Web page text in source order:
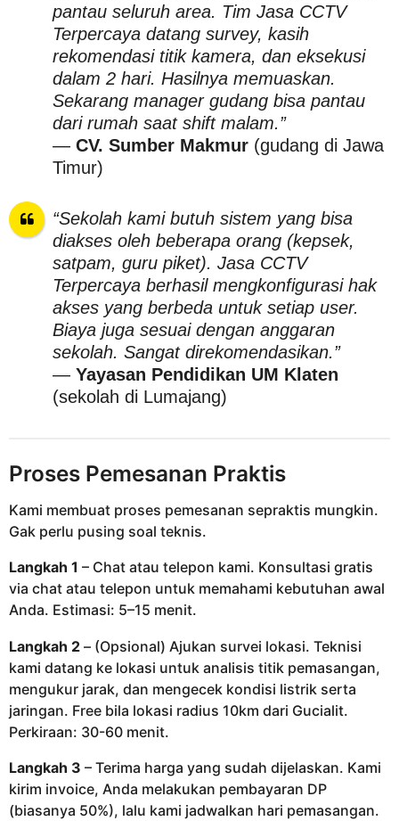
pantau seluruh area. Tim Jasa CCTV
Terpercaya datang survey, kasih
rekomendasi titik kamera, dan eksekusi
dalam 2 hari. Hasilnya memuaskan.
Sekarang manager gudang bisa pantau
dari rumah saat shift malam.”
— CV. Sumber Makmur(gudang di Jawa
Timur)
“Sekolah kami butuh sistem yang bisa
diakses oleh beberapa orang (kepsek,
satpam, guru piket). Jasa CCTV
Terpercaya berhasil mengkonfigurasi hak
akses yang berbeda untuk setiap user.
Biaya juga sesuai dengan anggaran
sekolah. Sangat direkomendasikan.”
— Yayasan Pendidikan UM Klaten
(sekolah di Lumajang)
Proses Pemesanan Praktis
Kami membuat proses pemesanan sepraktis mungkin.
Gak perlu pusing soal teknis.
Langkah 1 – Chat atau telepon kami. Konsultasi gratis
via chat atau telepon untuk memahami kebutuhan awal
Anda. Estimasi: 5–15 menit.
Langkah 2 – (Opsional) Ajukan survei lokasi. Teknisi
kami datang ke lokasi untuk analisis titik pemasangan,
mengukur jarak, dan mengecek kondisi listrik serta
jaringan. Free bila lokasi radius 10km dari Gucialit.
Perkiraan: 30-60 menit.
Langkah 3 – Terima harga yang sudah dijelaskan. Kami
kirim invoice, Anda melakukan pembayaran DP
(biasanya 50%), lalu kami jadwalkan hari pemasangan.